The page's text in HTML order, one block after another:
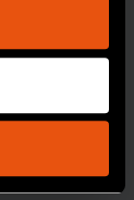
meter
skanna den